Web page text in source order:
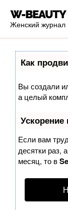
Женский журнал
Как
Вы создали
а целый
Если вам
десятки раз,
месяц, то в